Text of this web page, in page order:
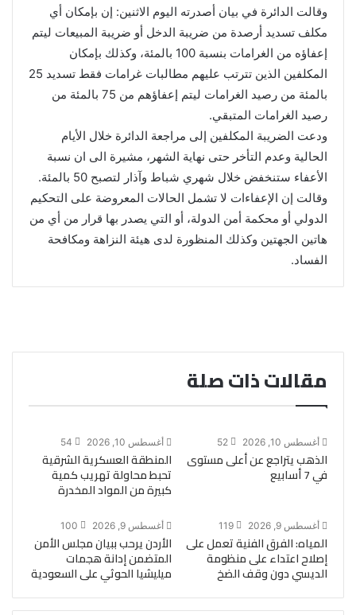
وقالت الدائرة في بيان أصدرته اليوم الاثنين: إن بإمكان أي
مكلف تسديد أرصدة من ضريبة الدخل أو ضريبة المبيعات ليتم
إعفاؤه من الغرامات بنسبة 100 بالمئة، وكذلك بإمكان
المكلفين الذين تترتب عليهم مطالبات غرامات فقط تسديد 25
بالمئة من رصيد الغرامات ليتم إعفاؤهم من 75 بالمئة من
رصيد الغرامات المتبقي.
ودعت الضريبة المكلفين إلى مراجعة الدائرة خلال الأيام
الحالية وعدم التأخر حتى نهاية الشهر، مشيرة الى ان نسبة
الأعفاء ستنخفض خلال شهري شباط وآذار لتصبح 50 بالمئة.
وقالت إن الإعفاءات لا تشمل الحالات المعروضة على التحكيم
الدولي أو محكمة أمن الدولة، أو التي يصدر بها قرار من أي من
هاتين الجهتين وكذلك المنظورة لدى هيئة النزاهة ومكافحة
الفساد.
مقالات ذات صلة
أغسطس 10, 2026 52
الذهب يتراجع عن أعلى مستوى
في 7 أسابيع
أغسطس 10, 2026 54
المنطقة العسكرية الشرقية
تحبط محاولة تهريب كمية
كبيرة من المواد المخدرة
أغسطس 9, 2026 119
المياه: الفرق الفنية تعمل على
إصلاح اعتداء على منظومة
الديسي دون وقف الضخ
أغسطس 9, 2026 100
الأردن يرحب ببيان مجلس الأمن
المتضمن إدانة هجمات
ميليشيا الحوثي على السعودية